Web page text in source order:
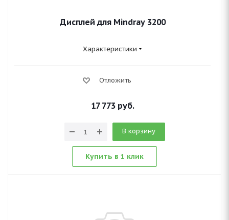
Дисплей для Mindray 3200
Характеристики
Отложить
17 773 руб.
В корзину
Купить в 1 клик